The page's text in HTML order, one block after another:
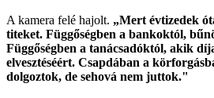
A kamera felé hajolt. „Mert évtizedek
titeket. Függőségben a bankoktól,
Függőségben a tanácsadóktól, akik
elvesztéséért. Csapdában a
dolgoztok, de sehová nem juttok."